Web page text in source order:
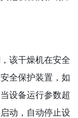
该干燥机在安全
全保护装置，如
设备运行参数超
动，自动停止设